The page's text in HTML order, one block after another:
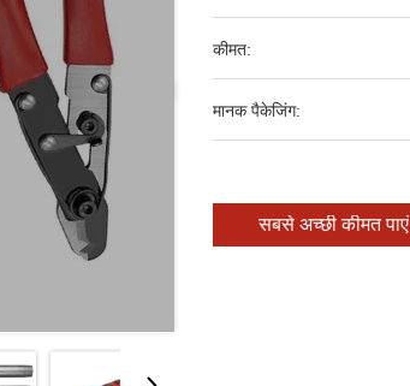
कीमत:
मानक पैकेजिंग:
सबसे अच्छी कीमत पाएं